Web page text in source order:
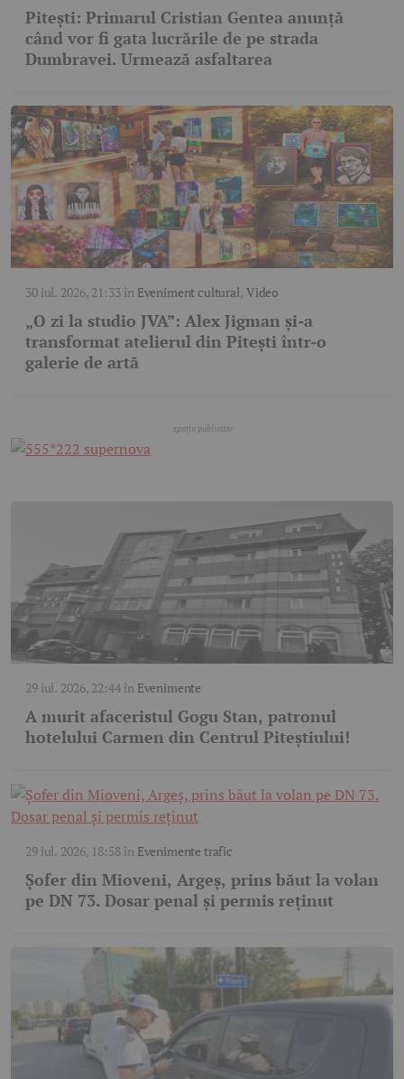
Pitești: Primarul Cristian Gentea anunță
când vor fi gata lucrările de pe strada
Dumbravei. Urmează asfaltarea
30 iul. 2026, 21:33în Eveniment cultural, Video
„O zi la studio JVA”: Alex Jigman și-a
transformat atelierul din Pitești într-o
galerie de artă
29 iul. 2026, 22:44în Evenimente
A murit afaceristul Gogu Stan, patronul
hotelului Carmen din Centrul Piteștiului!
29 iul. 2026, 18:58în Evenimente trafic
Șofer din Mioveni, Argeș, prins băut la volan
pe DN 73. Dosar penal și permis reținut